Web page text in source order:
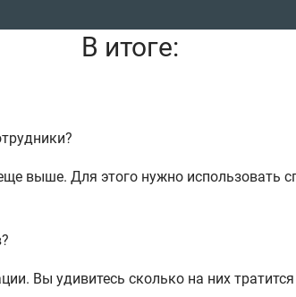
В итоге:
выше. Для этого нужно использовать
Вы удивитесь сколько на них